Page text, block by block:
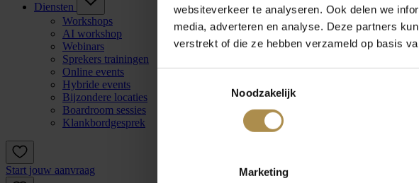
websiteverkeer te analyseren. Ook delen we
media, adverteren en analyse. Deze partners
verstrekt of die ze hebben verzameld op basis
Noodzakelijk
Marketing
Diensten
Workshops
AI workshop
Webinars
Sprekers trainingen
Online events
Hybride events
Bijzondere locaties
Boardroom sessies
Klankbordgesprek
Start jouw aanvraag